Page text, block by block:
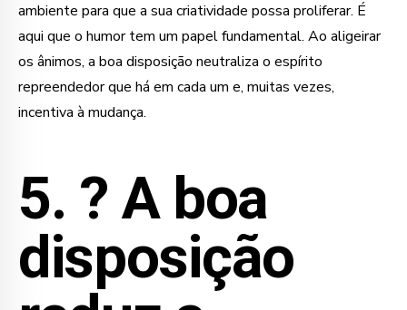
ambiente para que a sua criatividade possa proliferar. É
aqui que o humor tem um papel fundamental. Ao aligeirar
os ânimos, a boa disposição neutraliza o espírito
repreendedor que há em cada um e, muitas vezes,
incentiva à mudança.
5. ? A boa
disposição